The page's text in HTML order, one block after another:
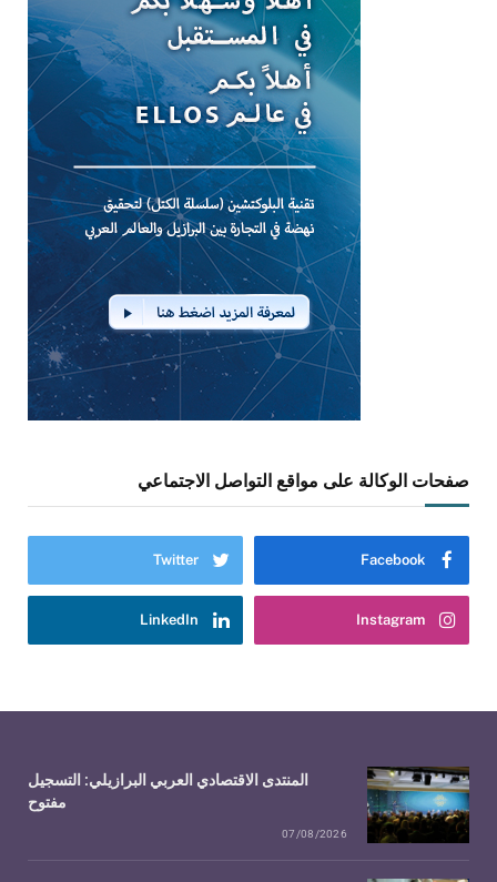
صفحات الوكالة على مواقع التواصل الاجتماعي
Facebook
Twitter
Instagram
LinkedIn
المنتدى الاقتصادي العربي البرازيلي: التسجيل
مفتوح
07/08/2026